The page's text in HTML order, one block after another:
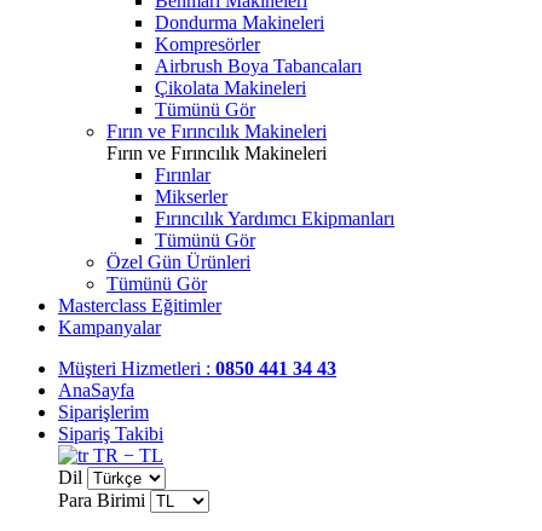
Dondurma Makineleri
Kompresörler
Airbrush Boya Tabancaları
Çikolata Makineleri
Tümünü Gör
Fırın ve Fırıncılık Makineleri
Fırın ve Fırıncılık Makineleri
Fırınlar
Mikserler
Fırıncılık Yardımcı Ekipmanları
Tümünü Gör
Özel Gün Ürünleri
Tümünü Gör
Masterclass Eğitimler
Kampanyalar
Müşteri Hizmetleri : 0850 441 34 43
AnaSayfa
Siparişlerim
Sipariş Takibi
TR − TL
Dil
Para Birimi